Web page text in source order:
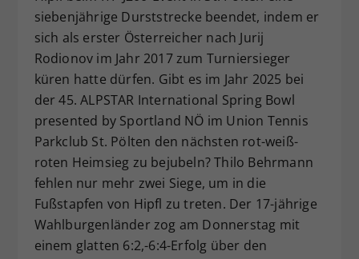
siebenjährige Durststrecke beendet, indem er
sich als erster Österreicher nach Jurij
Rodionov im Jahr 2017 zum Turniersieger
küren hatte dürfen. Gibt es im Jahr 2025 bei
der 45. ALPSTAR International Spring Bowl
presented by Sportland NÖ im Union Tennis
Parkclub St. Pölten den nächsten rot-weiß-
roten Heimsieg zu bejubeln? Thilo Behrmann
fehlen nur mehr zwei Siege, um in die
Fußstapfen von Hipfl zu treten. Der 17-jährige
Wahlburgenländer zog am Donnerstag mit
einem glatten 6:2,-6:4-Erfolg über den
Zweck
Dieser Wert speichert Ihre Consent-
Einstellungen. Unter anderem eine
zufällig generierte ID, für die
historische Speicherung Ihrer
vorgenommen Einstellungen, falls der
Webseiten-Betreiber dies eingestellt
hat.